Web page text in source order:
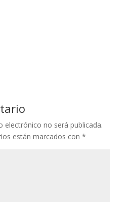
electrónico no será publicada.
están marcados con *